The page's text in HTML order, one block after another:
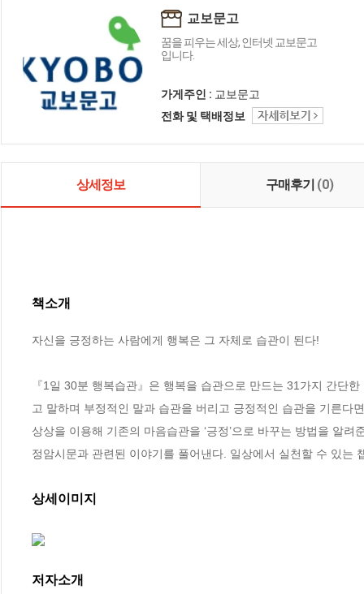
교보문고
꿈을 피우는 세상, 인터넷 교보문고
입니다.
가게주인 : 교보문고
전화 및 택배정보
상세정보 구매후기 (0)
책소개
자신을 긍정하는 사람에게 행복은 그 자체로 습관이 된다!
『1일 30분 행복습관』은 행복을 습관으로 만드는 31가지 간단
고 말하며 부정적인 말과 습관을 버리고 긍정적인 습관을 기른
상상을 이용해 기존의 마음습관을 ‘긍정’으로 바꾸는 방법을 알
정암시문과 관련된 이야기를 풀어낸다. 일상에서 실천할 수 있
상세이미지
저자소개